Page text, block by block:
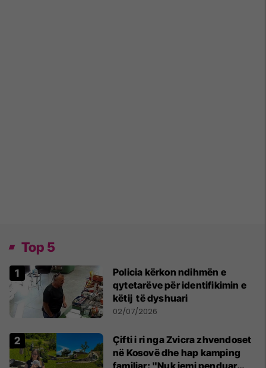
Top 5
Policia kërkon ndihmën e
qytetarëve për identifikimin e
këtij të dyshuari
02/07/2026
Çifti i ri nga Zvicra zhvendoset
në Kosovë dhe hap kamping